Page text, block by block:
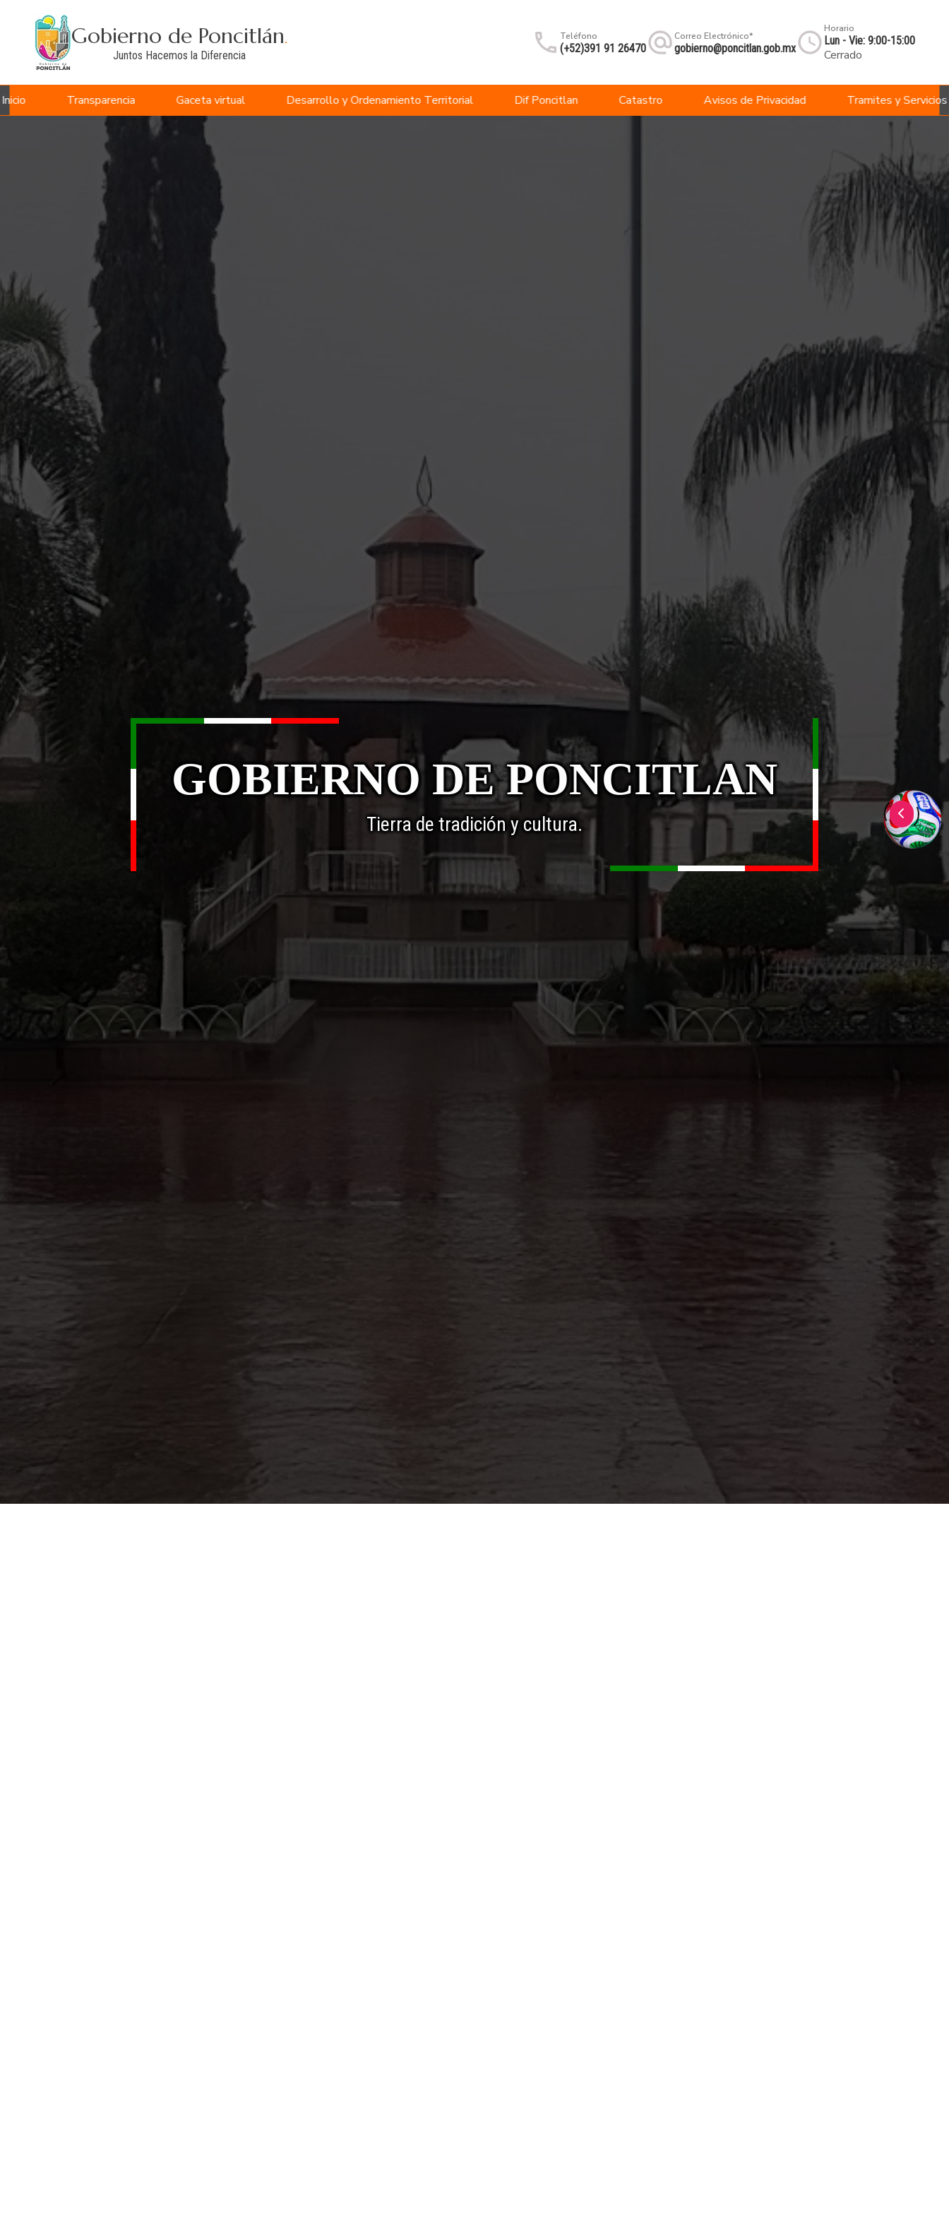
Gobierno de Poncitlán.
Juntos Hacemos la Diferencia
Teléfono
(+52)391 91 26470
Correo Electrónico*
gobierno@poncitlan.gob.mx
Horario
Lun - Vie: 9:00-15:00
Cerrado
Inicio Transparencia Gaceta virtual Desarrollo y Ordenamiento Territorial Dif Poncitlan Catastro Avisos de Privacidad Tramites y Servicios
GOBIERNO DE PONCITLAN
Tierra de tradición y cultura.